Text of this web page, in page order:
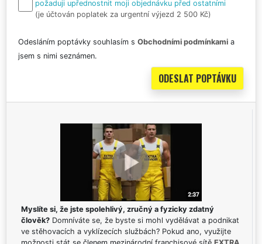
požaduji upřednostnit moji objednávku před ostatními
(je účtován poplatek za urgentní výjezd 2 500 Kč)
Odesláním poptávky souhlasím s Obchodními podmínkami a
jsem s nimi seznámen.
Myslíte si, že jste spolehlivý, zručný a fyzicky zdatný
člověk? Domníváte se, že byste si mohl vydělávat a podnikat
ve stěhovacích a vyklízecích službách? Pokud ano, využijte